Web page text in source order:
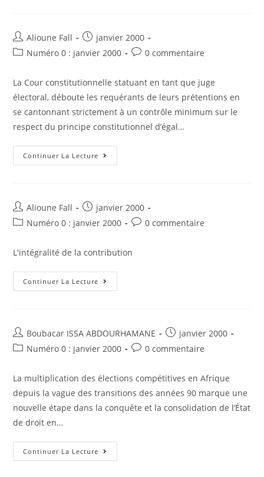
17-
19-
20
Juillet
Élections
Sénatoriales
De
Boutilimit
»
Auteur/autrice
de
Alioune Fall
Post
published:
janvier 2000
PostNuméro 0 : janvier 2000
Post0 commentaire
La Cour constitutionnelle statuant en tant que juge
électoral, déboute les requérants de leurs prétentions en
se cantonnant strictement à un contrôle minimum sur le
respect du principe constitutionnel d’égal…
Continuer La Lecture Arrêt
De
EL
97-
040
Du
Avril
1997
Auteur/autrice
de
Alioune Fall
Post
published:
janvier 2000
PostNuméro 0 : janvier 2000
Post0 commentaire
L'intégralité de la contribution
Continuer La Lecture Arrêt
De
EL
036
Du
3
1997
Auteur/autrice
de
Boubacar ISSA ABDOURHAMANE
Post
published:
janvier 2000
PostNuméro 0 : janvier 2000
Post0 commentaire
La multiplication des élections compétitives en Afrique
depuis la vague des transitions des années 90 marque une
nouvelle étape dans la conquête et la consolidation de l’État
de droit en…
Continuer La Lecture Décision
De